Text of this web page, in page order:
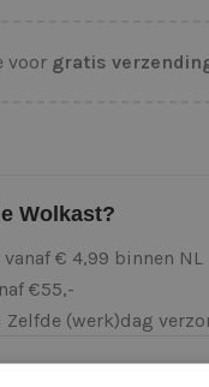
voor gratis
Wolkast?
€ 4,99 binnen NL
€55,-
Zelfde (werk)dag